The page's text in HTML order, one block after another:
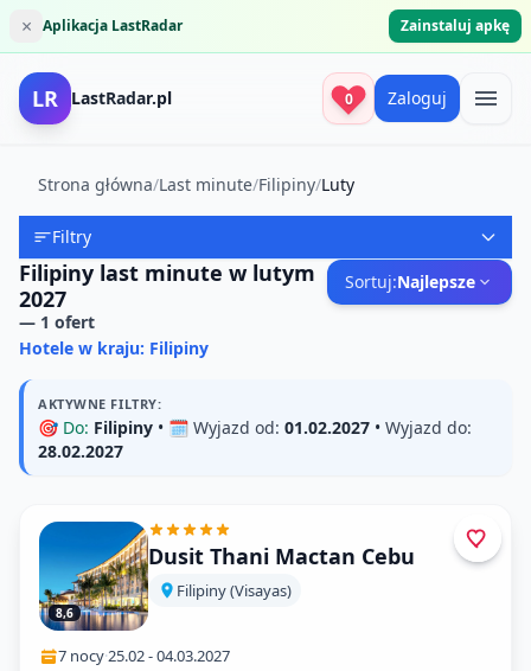
× Aplikacja LastRadar Zainstaluj apkę
LR LastRadar.pl 0 Zaloguj
Strona główna/Last minute/Filipiny/Luty
Filtry
Filipiny last minute w lutym
2027
— 1 ofert
Sortuj:Najlepsze
Hotele w kraju: Filipiny
AKTYWNE FILTRY:
🎯 Do: Filipiny • 🗓️ Wyjazd od: 01.02.2027 • Wyjazd do:
28.02.2027
8,6
Dusit Thani Mactan Cebu
Filipiny (Visayas)
7 nocy·25.02-04.03.2027